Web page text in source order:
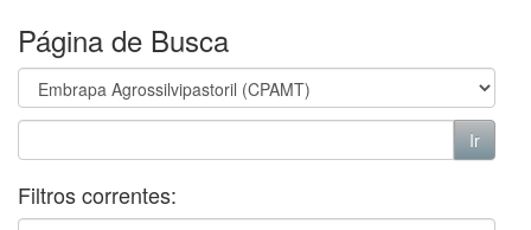
Página de Busca
Filtros correntes: